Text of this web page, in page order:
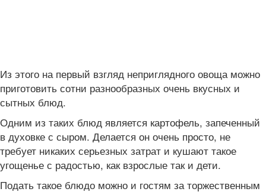
Из этого на первый взгляд неприглядного овоща можно
приготовить сотни разнообразных очень вкусных и
сытных блюд.
Одним из таких блюд является картофель, запеченный
в духовке с сыром. Делается он очень просто, не
требует никаких серьезных затрат и кушают такое
угощенье с радостью, как взрослые так и дети.
Подать такое блюдо можно и гостям за торжественным